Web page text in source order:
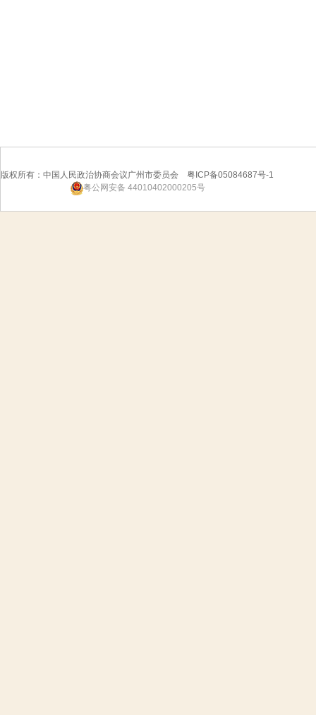
版权所有：中国人民政治协商会议广州市委员会 粤ICP备05084687号-1
粤公网安备 44010402000205号